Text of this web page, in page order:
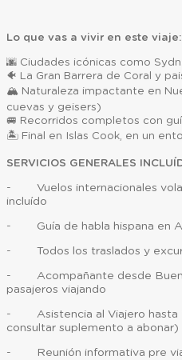
Lo que vas a vivir en este viaje:
🌆 Ciudades icónicas como
🐠 La Gran Barrera de Coral y
🏔️ Naturaleza impactante en
cuevas y geisers)
🚐 Recorridos completos con
🏝️ Final en Islas Cook, en un
SERVICIOS GENERALES
- Vuelos internacionales
incluído
- Guía de habla hispana en
- Todos los traslados y
- Acompañante desde
pasajeros viajando
- Asistencia al Viajero hasta
consultar suplemento a abonar)
- Reunión informativa pre